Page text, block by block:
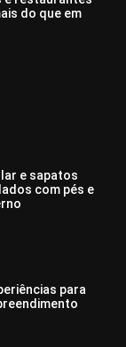
do que em
e sapatos
com pés e
para